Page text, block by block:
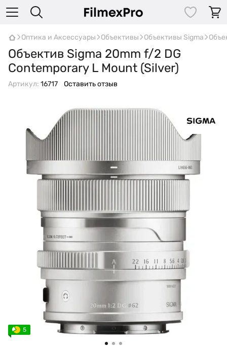
Оптика и Аксессуары Объективы Объективы Sigma
Объектив Sigma 20mm f/2 DG
Contemporary L Mount (Silver)
Артикул: 16717 Оставить отзыв
5